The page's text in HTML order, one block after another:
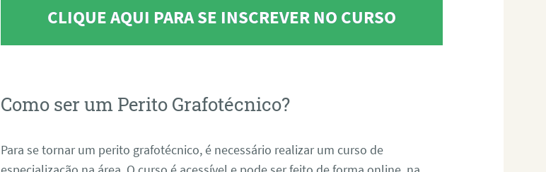
CLIQUE AQUI PARA SE INSCREVER NO CURSO
Como ser um Perito Grafotécnico?
Para se tornar um perito grafotécnico, é necessário realizar um curso de